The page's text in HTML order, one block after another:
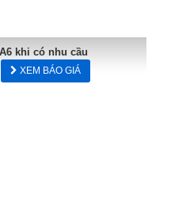
khi có nhu cầu
XEM BÁO GIÁ